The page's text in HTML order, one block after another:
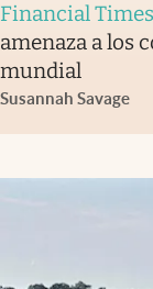
Financial Times
amenaza a los
mundial
Susannah Savage